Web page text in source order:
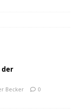
Becker 0